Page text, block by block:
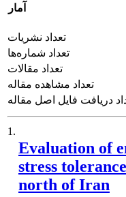
آمار
تعداد نشریات
تعداد شماره‌ها
تعداد مقالات
تعداد مشاهده مقاله
دریافت فایل اصل مقاله
1.
Evaluation of
stress
north of Iran